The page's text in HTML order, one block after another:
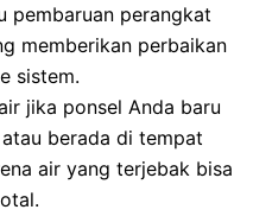
pembaruan perangkat
memberikan perbaikan
sistem.
jika ponsel Anda baru
berada di tempat
air yang terjebak bisa